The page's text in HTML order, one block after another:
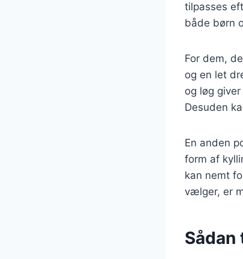
tilpasses
både børn
For dem,
og en let
og løg
Desuden
En anden
form af
kan nemt
vælger, er